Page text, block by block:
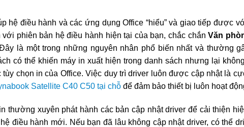
hệ điều hành và các ứng dụng Office “hiểu” và giao tiếp được
phiên bản hệ điều hành hiện tại của bạn, chắc chắnVăn
là một trong những nguyên nhân phổ biến nhất và thường
có thể khiến máy in xuất hiện trong danh sách nhưng lại
tùy chọn in của Office. Việc duy trì driver luôn được cập nhật là
Satellite C40 C50 tại chỗ để đảm bảo thiết bị luôn hoạt
thường xuyên phát hành các bản cập nhật driver để cải thiện
điều hành mới. Nếu bạn đã lâu không cập nhật driver, có thể